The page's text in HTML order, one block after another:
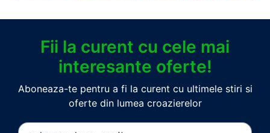
Fii la curent cu cele mai
interesante oferte!
Aboneaza-te pentru a fi la curent cu ultimele stiri si
oferte din lumea croazierelor